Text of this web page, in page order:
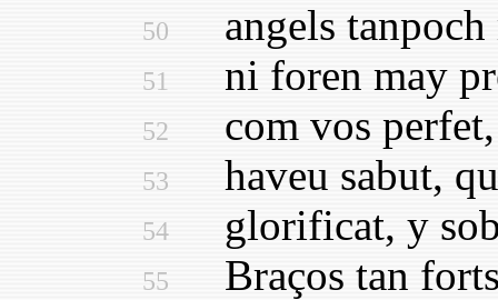
50 angels tanpoch
51 ni foren may
52 com vos perfet,
53 haveu sabut,
54 glorificat, y
55 Braços tan forts